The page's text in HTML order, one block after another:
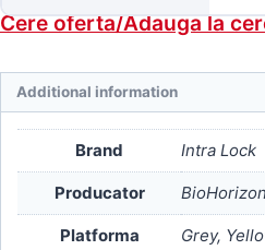
Cere oferta/Adauga la
Additional information
Brand Intra Lock
Producator
Platforma Grey,